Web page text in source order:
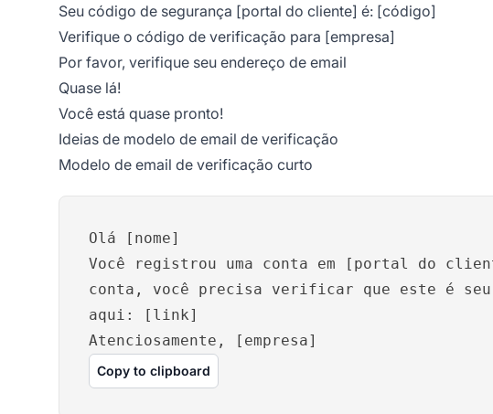
Seu código de segurança [portal do cliente] é: [código]
Verifique o código de verificação para [empresa]
Por favor, verifique seu endereço de email
Quase lá!
Você está quase pronto!
Ideias de modelo de email de verificação
Modelo de email de verificação curto
Olá [nome]
Você registrou uma conta em [portal do
conta, você precisa verificar que este é seu
aqui: [link]
Atenciosamente, [empresa]
Copy to clipboard